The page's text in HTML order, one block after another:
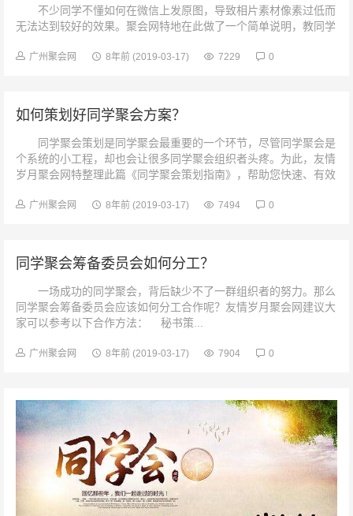
不少同学不懂如何在微信上发原图，导致相片素材像素过低而
无法达到较好的效果。聚会网特地在此做了一个简单说明，教同学
广州聚会网 8年前 (2019-03-17) 7229 0
如何策划好同学聚会方案？
同学聚会策划是同学聚会最重要的一个环节，尽管同学聚会是
个系统的小工程，却也会让很多同学聚会组织者头疼。为此，友情
岁月聚会网特整理此篇《同学聚会策划指南》，帮助您快速、有效
广州聚会网 8年前 (2019-03-17) 7494 0
同学聚会筹备委员会如何分工？
一场成功的同学聚会，背后缺少不了一群组织者的努力。那么
同学聚会筹备委员会应该如何分工合作呢？友情岁月聚会网建议大
家可以参考以下合作方法： 秘书策...
广州聚会网 8年前 (2019-03-17) 7904 0